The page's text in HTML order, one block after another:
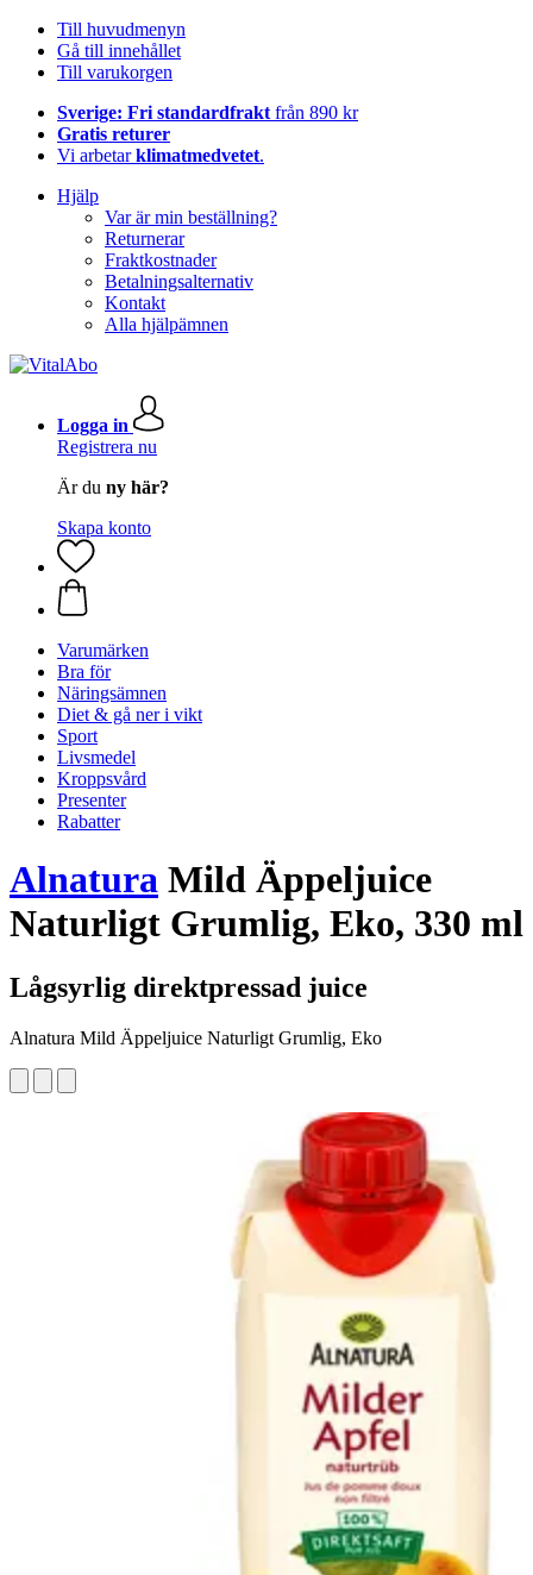
Till huvudmenyn
Gå till innehållet
Till varukorgen
Sverige: Fri standardfrakt från 890 kr
Gratis returer
Vi arbetarklimatmedvetet.
Hjälp
Var är min beställning?
Returnerar
Fraktkostnader
Betalningsalternativ
Kontakt
Alla hjälpämnen
Logga in
Registrera nu
Är du ny här?
Skapa konto
Varumärken
Bra för
Näringsämnen
Diet & gå ner i vikt
Sport
Livsmedel
Kroppsvård
Presenter
Rabatter
Alnatura Mild Äppeljuice
Naturligt Grumlig, Eko, 330 ml
Lågsyrlig direktpressad juice
Alnatura Mild Äppeljuice Naturligt Grumlig, Eko